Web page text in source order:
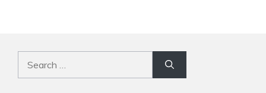
Search
for: